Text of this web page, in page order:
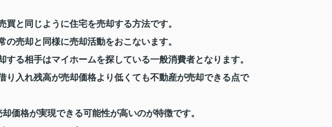
と同じように住宅を売却する方法です。
売却と同様に売却活動をおこないます。
る相手はマイホームを探している一般消費者となります。
り入れ残高が売却価格より低くても不動産が売却できる点で
価格が実現できる可能性が高いのが特徴です。